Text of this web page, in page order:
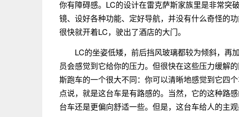
你有障碍感。LC的设计在雷克萨斯家族里是非常突
镜、设好各种功能、定好导航，并没有什么奇怪的
很快就开着LC，驶出了酒店的大门。
LC的坐姿低矮，前后挡风玻璃都较为倾斜，再
员会感觉到它给你的压力。但很快在这些压力缓解
斯跑车的一个很大不同：你可以清晰地感觉到它四
点说，就是这台车是有路感的。当然，它的这种路
台车还是更偏向舒适一些。但是，这台车给人的主